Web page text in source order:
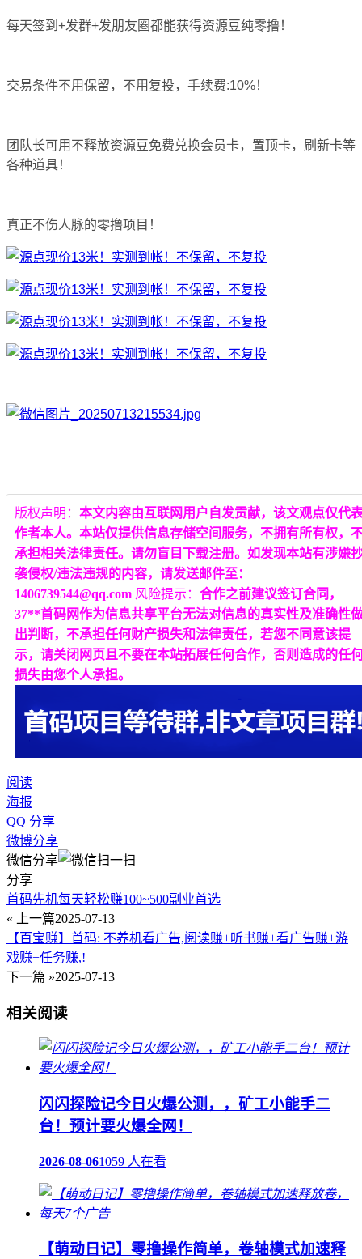
每天签到+发群+发朋友圈都能获得资源豆纯零撸！
交易条件不用保留，不用复投，手续费:10%！
团队长可用不释放资源豆免费兑换会员卡，置顶卡，刷新卡等
各种道具！
真正不伤人脉的零撸项目！
版权声明： 本文内容由互联网用户自发贡献，该文观点仅代
作者本人。本站仅提供信息存储空间服务，不拥有所有权，
承担相关法律责任。请勿盲目下载注册。如发现本站有涉嫌
袭侵权/违法违规的内容，请发送邮件至：
1406739544@qq.com 风险提示： 合作之前建议签订合同，
37**首码网作为信息共享平台无法对信息的真实性及准确性
出判断，不承担任何财产损失和法律责任，若您不同意该提
示，请关闭网页且不要在本站拓展任何合作，否则造成的任
损失由您个人承担。
阅读
海报
QQ 分享
微博分享
微信分享
分享
首码先机每天轻松赚100~500副业首选
« 上一篇2025-07-13
【百宝赚】首码: 不养机看广告,阅读赚+听书赚+看广告赚+游
戏赚+任务赚,!
下一篇 »2025-07-13
相关阅读
闪闪探险记今日火爆公测，，矿工小能手二
台！预计要火爆全网！
2026-08-061059 人在看
【萌动日记】零撸操作简单，卷轴模式加速释